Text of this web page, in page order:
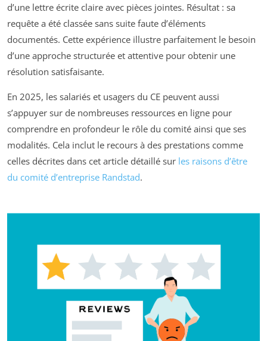
d’une lettre écrite claire avec pièces jointes. Résultat : sa
requête a été classée sans suite faute d’éléments
documentés. Cette expérience illustre parfaitement le besoin
d’une approche structurée et attentive pour obtenir une
résolution satisfaisante.
En 2025, les salariés et usagers du CE peuvent aussi
s’appuyer sur de nombreuses ressources en ligne pour
comprendre en profondeur le rôle du comité ainsi que ses
modalités. Cela inclut le recours à des prestations comme
celles décrites dans cet article détaillé sur les raisons d’être
du comité d’entreprise Randstad.